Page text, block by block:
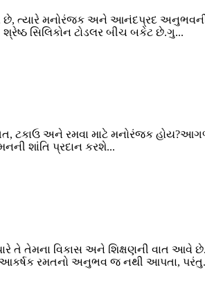
છે, ત્યારે મનોરંજક અને આનંદપ્રદ
સિલિકોન ટોડલર બીચ બકેટ છે.ગુ...
ટકાઉ અને રમવા માટે મનોરંજક
શાંતિ પ્રદાન કરશે...
તે તેમના વિકાસ અને શિક્ષણની વાત આવે
આકર્ષક રમતનો અનુભવ જ નથી આપતા,